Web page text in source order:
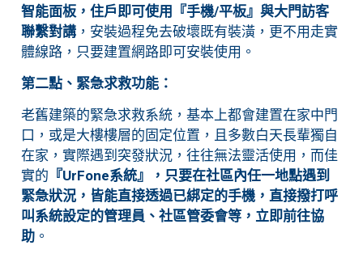
智能面板，住戶即可使用『手機/平板』與大門訪客
聯繫對講 ，安裝過程免去破壞既有裝潢，更不用走實
體線路，只要建置網路即可安裝使用。
第二點、 緊急求救功能：
老舊建築的緊急求救系統，基本上都會建置在家中門
口，或是大樓樓層的固定位置，且多數白天長輩獨自
在家，實際遇到突發狀況，往往無法靈活使用，而佳
實的 『UrFone系統』，只要在社區內任一地點遇到
緊急狀況，皆能直接透過已綁定的手機，直接撥打呼
叫系統設定的管理員、社區管委會等，立即前往協
助 。